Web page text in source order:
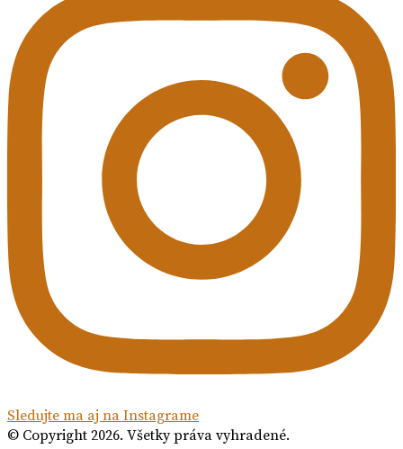
Sledujte ma aj na Instagrame
© Copyright 2026. Všetky práva vyhradené.